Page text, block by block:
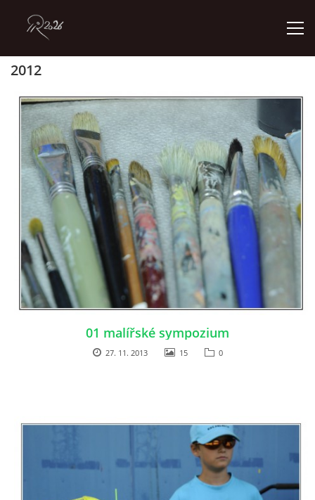
GALERIE
KONTAKT
© 2026 eStránky.cz
2012
01 malířské sympozium
27. 11. 2013 15 0